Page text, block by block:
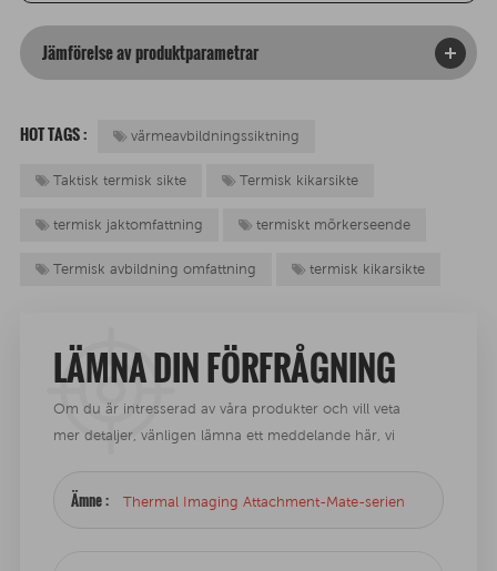
Jämförelse av produktparametrar
HOT TAGS : värmeavbildningssiktning
Taktisk termisk sikte Termisk kikarsikte
termisk jaktomfattning termiskt mörkerseende
Termisk avbildning omfattning termisk kikarsikte
LÄMNA DIN FÖRFRÅGNING
Om du är intresserad av våra produkter och vill veta
mer detaljer, vänligen lämna ett meddelande här, vi
Ämne : Thermal Imaging Attachment-Mate-serien